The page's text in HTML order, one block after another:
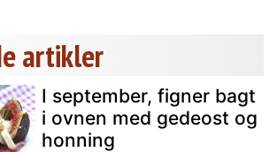
artikler
I september, figner bagt
i ovnen med gedeost og
honning